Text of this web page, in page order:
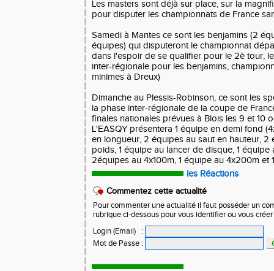
Les masters sont déjà sur place, sur la
pour disputer les championnats de France
Samedi à Mantes ce sont les benjamins (2
équipes) qui disputeront le championnat
dans l'espoir de se qualifier pour le 2è tour,
inter-régionale pour les benjamins,
minimes à Dreux)
Dimanche au Plessis-Robinson, ce sont les
la phase inter-régionale de la coupe de
finales nationales prévues à Blois les 9 et 10
L'EASQY présentera 1 équipe en demi fond
en longueur, 2 équipes au saut en hauteur, 2
poids, 1 équipe au lancer de disque, 1 équipe
2équipes au 4x100m, 1 équipe au 4x200m et
les Réactions
Commentez cette actualité
Pour commenter une actualité il faut posséder un
rubrique ci-dessous pour vous identifier ou vous
Login (Email)
:
Mot de Passe :